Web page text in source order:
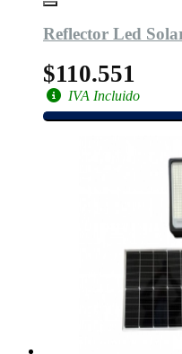
Reflector Led
$110.551
IVA Incluido